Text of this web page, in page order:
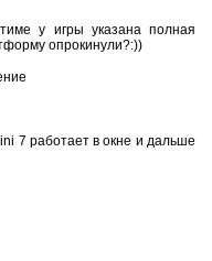
у игры указана полная
опрокинули?:))
7 работает в окне и дальше